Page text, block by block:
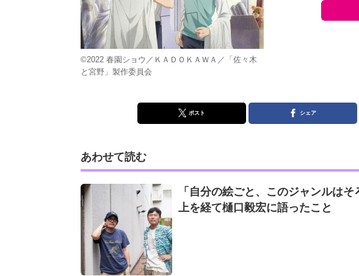
©2022 春園ショウ／ＫＡＤＯＫＡＷＡ／「佐々木
と宮野」製作委員会
ポスト シェア
あわせて読む
「自分の絵ごと、このジャンルは
上を経て樋口毅宏に語ったこと